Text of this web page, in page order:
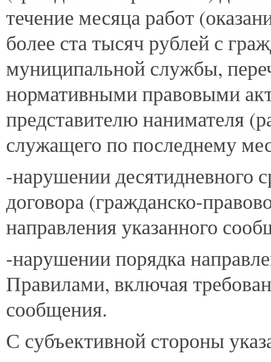
течение месяца работ
более ста тысяч рублей с
муниципальной службы,
нормативными правовыми
представителю нанимателя
служащего по последнему
-нарушении десятидневного
договора (гражданско-
направления указанного
-нарушении порядка
Правилами, включая
сообщения.
С субъективной стороны